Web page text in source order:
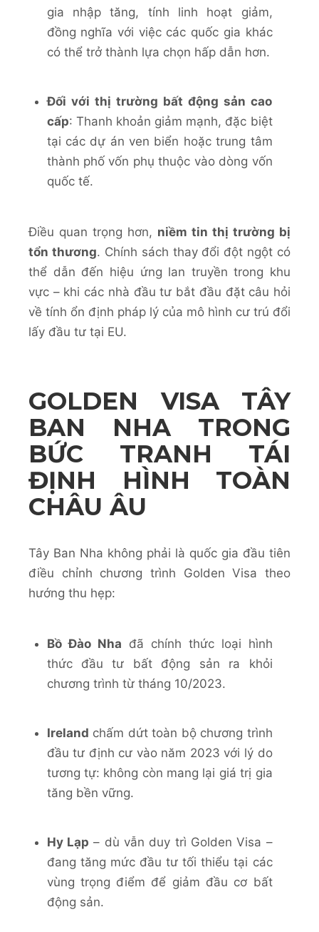
gia nhập tăng, tính linh hoạt giảm,
đồng nghĩa với việc các quốc gia khác
có thể trở thành lựa chọn hấp dẫn hơn.
Đối với thị trường bất động sản cao
cấp: Thanh khoản giảm mạnh, đặc biệt
tại các dự án ven biển hoặc trung tâm
thành phố vốn phụ thuộc vào dòng vốn
quốc tế.
Điều quan trọng hơn, niềm tin thị trường bị
tổn thương. Chính sách thay đổi đột ngột có
thể dẫn đến hiệu ứng lan truyền trong khu
vực – khi các nhà đầu tư bắt đầu đặt câu hỏi
về tính ổn định pháp lý của mô hình cư trú đổi
lấy đầu tư tại EU.
GOLDEN VISA TÂY
BAN NHA TRONG
BỨC TRANH TÁI
ĐỊNH HÌNH TOÀN
CHÂU ÂU
Tây Ban Nha không phải là quốc gia đầu tiên
điều chỉnh chương trình Golden Visa theo
hướng thu hẹp:
Bồ Đào Nha đã chính thức loại hình
thức đầu tư bất động sản ra khỏi
chương trình từ tháng 10/2023.
Ireland chấm dứt toàn bộ chương trình
đầu tư định cư vào năm 2023 với lý do
tương tự: không còn mang lại giá trị gia
tăng bền vững.
Hy Lạp – dù vẫn duy trì Golden Visa –
đang tăng mức đầu tư tối thiểu tại các
vùng trọng điểm để giảm đầu cơ bất
động sản.